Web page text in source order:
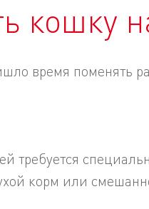
кошку
время поменять
требуется
корм или